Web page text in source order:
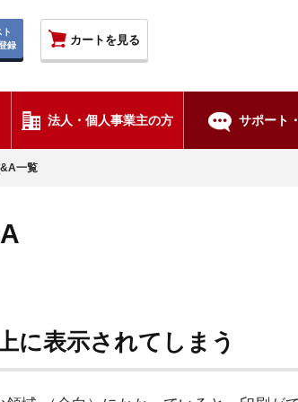
録
カートを見る
法人・個人事業主の方 サポート
一覧
に表示されてしまう